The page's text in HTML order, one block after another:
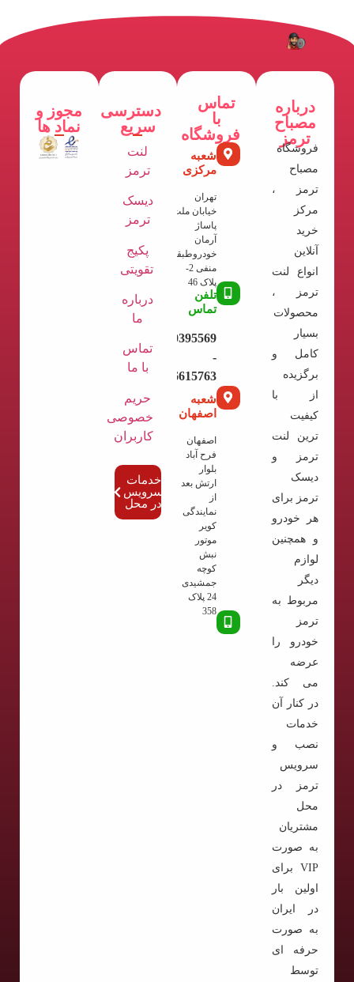
درباره
مصباح
ترمز
فروشگاه
مصباح
ترمز ،
مرکز
خرید
آنلاین
انواع لنت
ترمز ،
محصولات
بسیار
کامل و
برگزیده
از با
کیفیت
ترین لنت
ترمز و
دیسک
ترمز برای
هر خودرو
و همچنین
لوازم
دیگر
مربوط به
ترمز
خودرو را
عرضه
می کند.
در کنار آن
خدمات
نصب و
سرویس
ترمز در
محل
مشتریان
به صورت
VIP برای
اولین بار
در ایران
به صورت
حرفه ای
توسط
تماس
با
فروشگاه
شعبه
مرکزی
تهران
خیابان ملت
پاساژ
آرمان
خودروطبقه
منفی 2-
پلاک 46
تلفن
تماس
09120395569
-
02136615763
شعبه
اصفهان
اصفهان
فرح آباد
بلوار
ارتش بعد
از
نمایندگی
کویر
موتور
نبش
کوچه
جمشیدی
24 پلاک
358
دسترسی
سریع
لنت
ترمز
دیسک
ترمز
پکیج
تقویتی
درباره
ما
تماس
با ما
حریم
خصوصی
کاربران
خدمات
سرویس
در محل
مجوز و
نماد ها